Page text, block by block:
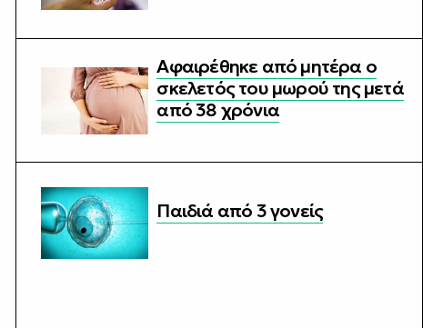
Αφαιρέθηκε από μητέρα ο
σκελετός του μωρού της μετά
από 38 χρόνια
Παιδιά από 3 γονείς